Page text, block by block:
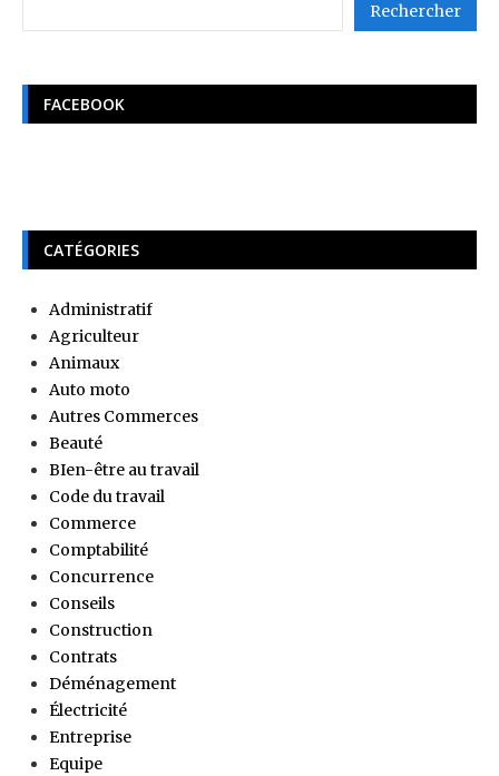
Rechercher
FACEBOOK
CATÉGORIES
Administratif
Agriculteur
Animaux
Auto moto
Autres Commerces
Beauté
BIen-être au travail
Code du travail
Commerce
Comptabilité
Concurrence
Conseils
Construction
Contrats
Déménagement
Électricité
Entreprise
Equipe